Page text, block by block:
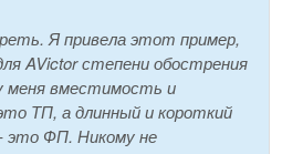
Я привела этот пример,
AVictor степени обострения
меня вместимость и
ТП, а длинный и короткий
это ФП. Никому не